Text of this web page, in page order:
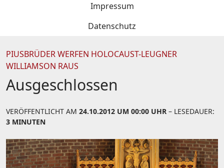
Impressum
Datenschutz
PIUSBRÜDER WERFEN HOLOCAUST-LEUGNER
WILLIAMSON RAUS
Ausgeschlossen
VERÖFFENTLICHT AM 24.10.2012 UM 00:00 UHR – LESEDAUER:
3 MINUTEN